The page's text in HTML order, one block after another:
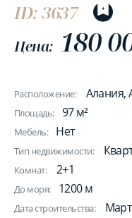
ID: 3637
Цена: 180
Расположение: Алания,
Площадь: 97 м²
Мебель: Нет
Тип недвижимости:
Комнат: 2+1
До моря: 1200 м
Дата строительства: